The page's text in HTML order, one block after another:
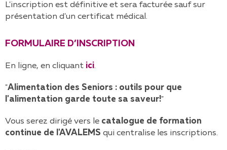
L'inscription est définitive et sera facturée sauf sur
présentation d'un certificat médical.
FORMULAIRE D’INSCRIPTION
En ligne, en cliquant ici.
"Alimentation des Seniors : outils pour que
l'alimentation garde toute sa saveur!"
Vous serez dirigé vers le catalogue de formation
continue de l'AVALEMS qui centralise les inscriptions.